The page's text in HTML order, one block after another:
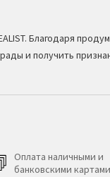
Благодаря
и получить
Оплата наличными и
банковскими картами